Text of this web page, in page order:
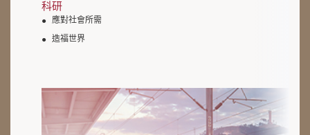
科研
應對社會所需
造福世界